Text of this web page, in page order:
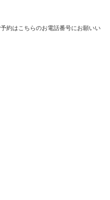
約はこちらのお電話番号にお願いい